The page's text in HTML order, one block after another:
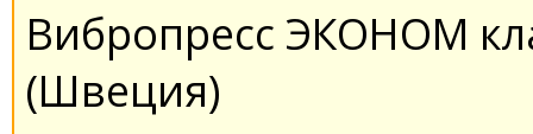
Вибропресс ЭКОНОМ
(Швеция)